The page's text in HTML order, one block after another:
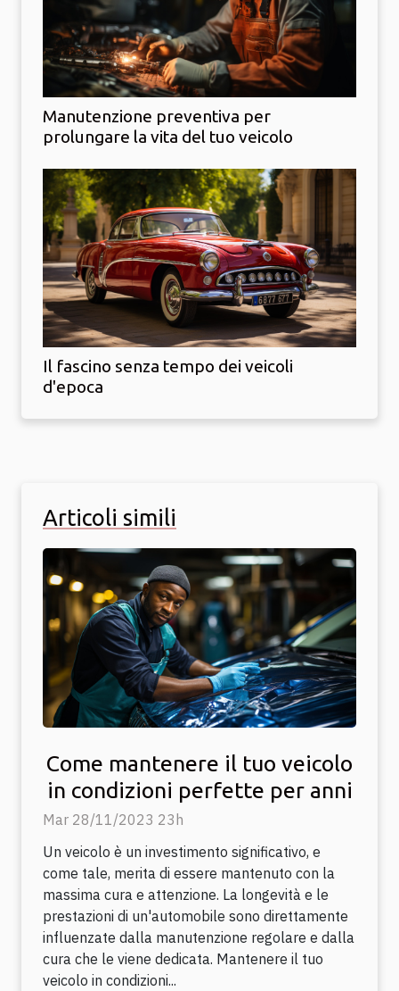
Manutenzione preventiva per
prolungare la vita del tuo veicolo
Il fascino senza tempo dei veicoli
d'epoca
Articoli simili
Come mantenere il tuo veicolo
in condizioni perfette per anni
Mar 28/11/2023 23h
Un veicolo è un investimento significativo, e
come tale, merita di essere mantenuto con la
massima cura e attenzione. La longevità e le
prestazioni di un'automobile sono direttamente
influenzate dalla manutenzione regolare e dalla
cura che le viene dedicata. Mantenere il tuo
veicolo in condizioni...